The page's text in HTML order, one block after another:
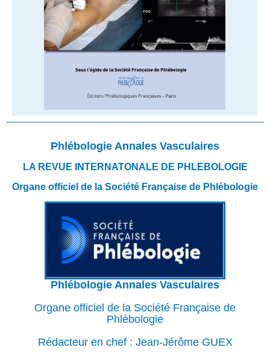
Phlébologie Annales Vasculaires
LA REVUE INTERNATONALE DE PHLEBOLOGIE
Organe officiel de la Société Française de Phlébologie
Phlébologie Annales Vasculaires
Organe officiel de la Société Française de
Phlébologie
Rédacteur en chef : Jean-Jérôme GUEX